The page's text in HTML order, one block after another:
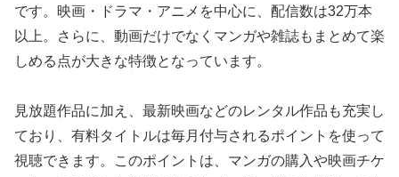
です。映画・ドラマ・アニメを中心に、配信数は32万本
以上。さらに、動画だけでなくマンガや雑誌もまとめて楽
しめる点が大きな特徴となっています。
見放題作品に加え、最新映画などのレンタル作品も充実し
ており、有料タイトルは毎月付与されるポイントを使って
視聴できます。このポイントは、マンガの購入や映画チケ